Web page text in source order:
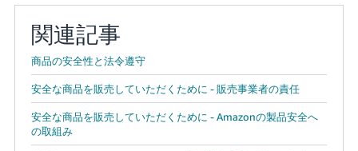
関連記事
商品の安全性と法令遵守
安全な商品を販売していただくために - 販売事業者の責任
安全な商品を販売していただくために - Amazonの製品安全へ
の取組み